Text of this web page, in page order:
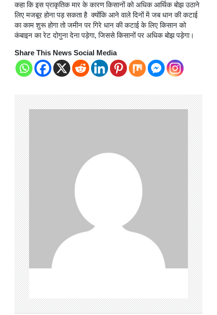
कहा कि इस प्राकृतिक मार के कारण किसानों को अधिक आर्थिक बोझ उठाने
लिए मजबूर होना पड़ सकता है क्योंकि आने वाले दिनों में जब धान की कटाई
का काम शुरू होगा तो जमीन पर गिरे धान की कटाई के लिए किसान को
कंबाइन का रेट दोगुना देना पड़ेगा, जिससे किसानों पर अधिक बोझ पड़ेगा।
Share This News Social Media